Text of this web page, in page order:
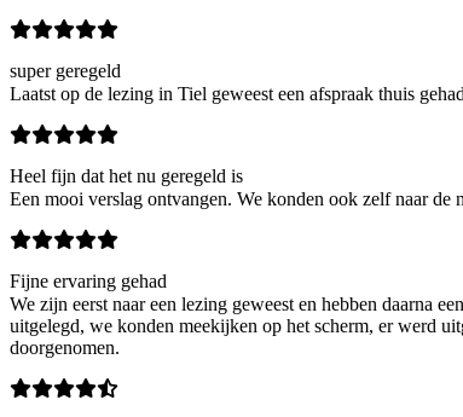
super geregeld
Laatst op de lezing in Tiel geweest een afspraak thuis
Heel fijn dat het nu geregeld is
Een mooi verslag ontvangen. We konden ook zelf naar de
Fijne ervaring gehad
We zijn eerst naar een lezing geweest en hebben daarna
uitgelegd, we konden meekijken op het scherm, er werd
doorgenomen.